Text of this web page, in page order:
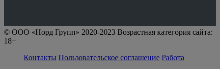
© ООО «Норд Групп» 2020-2023 Возрастная категория сайта:
18+
Контакты Пользовательское соглашение Работа